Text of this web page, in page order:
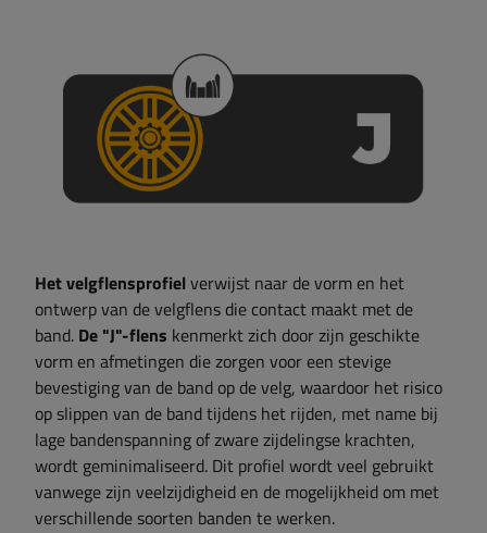
Het velgflensprofielverwijst naar de vorm en het
ontwerp van de velgflens die contact maakt met de
band. De "J"-flens kenmerkt zich door zijn geschikte
vorm en afmetingen die zorgen voor een stevige
bevestiging van de band op de velg, waardoor het risico
op slippen van de band tijdens het rijden, met name bij
lage bandenspanning of zware zijdelingse krachten,
wordt geminimaliseerd. Dit profiel wordt veel gebruikt
vanwege zijn veelzijdigheid en de mogelijkheid om met
verschillende soorten banden te werken.